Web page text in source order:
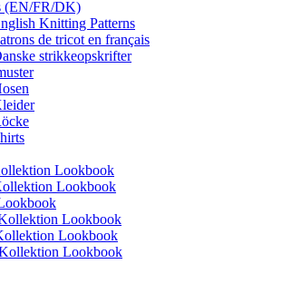
(EN/FR/DK)
Knitting Patterns
de tricot en français
strikkeopskrifter
Lookbook
Lookbook
Lookbook
Lookbook
Lookbook